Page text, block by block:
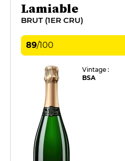
Lamiable
BRUT (1ER CRU)
89/100
Vintage :
BSA